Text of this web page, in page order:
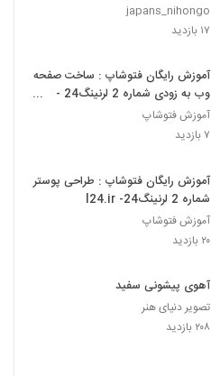
japans_nihongo
۱۷ بازدید
آموزش رایگان فتوشاپ : ساخت صفحه
وب به زودی شماره 2 لرنینگ24 -
l24.ir
آموزش فتوشاپ
۷ بازدید
آموزش رایگان فتوشاپ : طراحی پوستر
شماره 2 لرنینگ24- l24.ir
آموزش فتوشاپ
۲۰ بازدید
آهوی پیشونی سفید
تصویر دنیای هنر
۲۰۸ بازدید